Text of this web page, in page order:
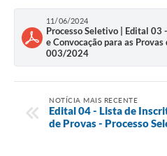
11/06/2024
Processo Seletivo | Edital 03
e Convocação para as
003/2024
NOTÍCIA MAIS RECENTE
Edital 04 - Lista de
de Provas - Processo